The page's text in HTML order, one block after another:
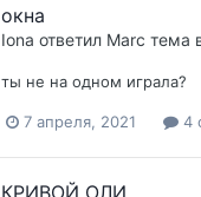
окна
Iona ответил Marc тема
ты не на одном играла?
7 апреля, 2021 4